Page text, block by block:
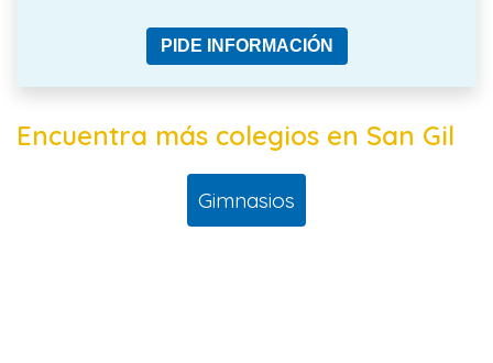
PIDE INFORMACIÓN
Encuentra más colegios en San Gil
Gimnasios